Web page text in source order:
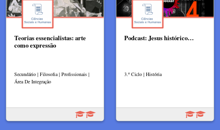
Teorias essencialistas: arte
como expressão
Secundário | Filosofia | Profissionais |
Área De Integração
Podcast: Jesus histórico…
3.º Ciclo | História